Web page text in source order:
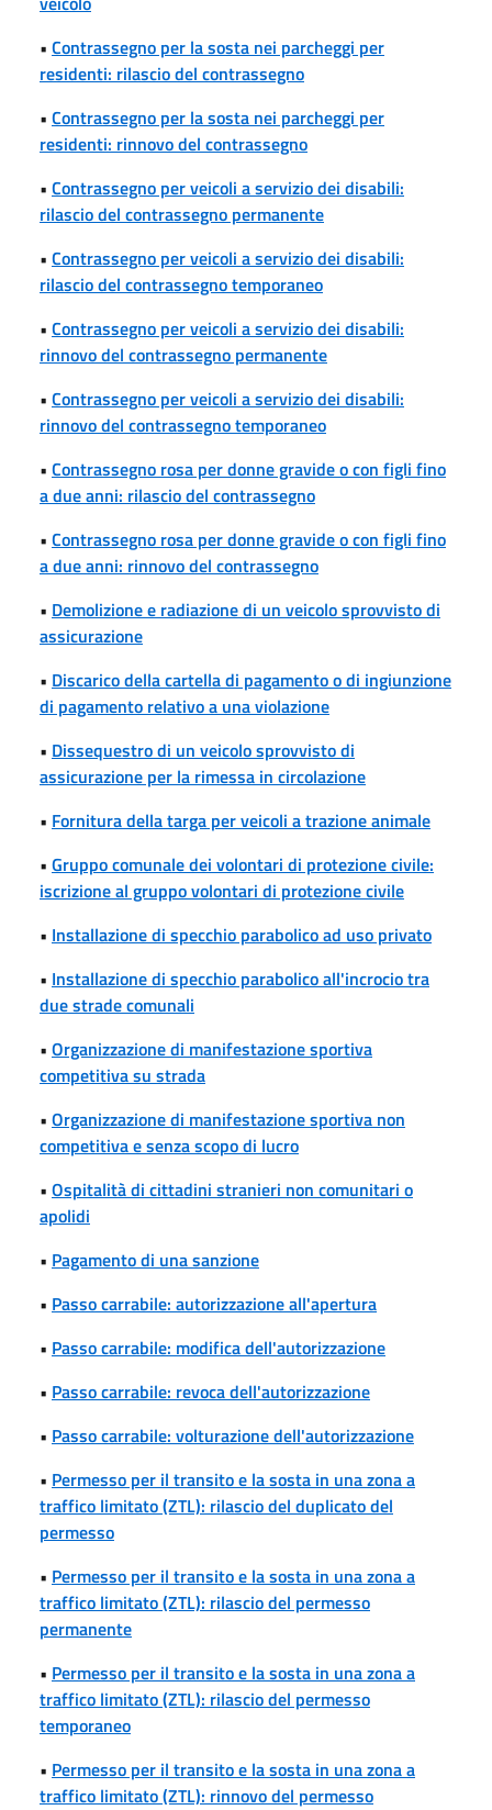
• Contrassegno per la sosta nei parcheggi per
residenti: rilascio del contrassegno
• Contrassegno per la sosta nei parcheggi per
residenti: rinnovo del contrassegno
• Contrassegno per veicoli a servizio dei disabili:
rilascio del contrassegno permanente
• Contrassegno per veicoli a servizio dei disabili:
rilascio del contrassegno temporaneo
• Contrassegno per veicoli a servizio dei disabili:
rinnovo del contrassegno permanente
• Contrassegno per veicoli a servizio dei disabili:
rinnovo del contrassegno temporaneo
• Contrassegno rosa per donne gravide o con figli fino
a due anni: rilascio del contrassegno
• Contrassegno rosa per donne gravide o con figli fino
a due anni: rinnovo del contrassegno
• Demolizione e radiazione di un veicolo sprovvisto di
assicurazione
• Discarico della cartella di pagamento o di ingiunzione
di pagamento relativo a una violazione
• Dissequestro di un veicolo sprovvisto di
assicurazione per la rimessa in circolazione
• Fornitura della targa per veicoli a trazione animale
• Gruppo comunale dei volontari di protezione civile:
iscrizione al gruppo volontari di protezione civile
• Installazione di specchio parabolico ad uso privato
• Installazione di specchio parabolico all'incrocio tra
due strade comunali
• Organizzazione di manifestazione sportiva
competitiva su strada
• Organizzazione di manifestazione sportiva non
competitiva e senza scopo di lucro
• Ospitalità di cittadini stranieri non comunitari o
apolidi
• Pagamento di una sanzione
• Passo carrabile: autorizzazione all'apertura
• Passo carrabile: modifica dell'autorizzazione
• Passo carrabile: revoca dell'autorizzazione
• Passo carrabile: volturazione dell'autorizzazione
• Permesso per il transito e la sosta in una zona a
traffico limitato (ZTL): rilascio del duplicato del
permesso
• Permesso per il transito e la sosta in una zona a
traffico limitato (ZTL): rilascio del permesso
permanente
• Permesso per il transito e la sosta in una zona a
traffico limitato (ZTL): rilascio del permesso
temporaneo
• Permesso per il transito e la sosta in una zona a
traffico limitato (ZTL): rinnovo del permesso